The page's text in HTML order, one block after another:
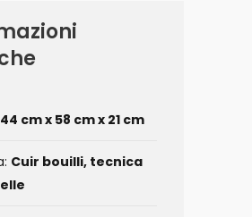
44 cm x 58 cm x 21 cm
Cuir bouilli, tecnica